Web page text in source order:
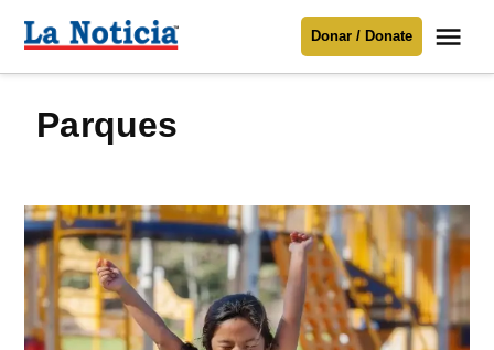
Para mantenerte informado necesitamos
contenido
Noticia
Donar / Donate
parques